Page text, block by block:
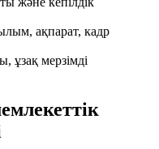
ақпарат, кадр
ұзақ мерзімді